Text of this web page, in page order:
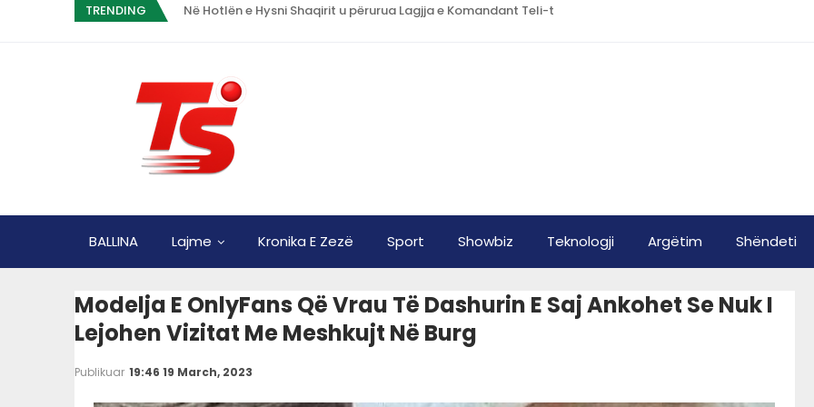
TRENDING Në Hotlën e Hysni Shaqirit u përurua Lagjja e Komandant Teli-t
BALLINA Lajme Kronika E Zezë Sport Showbiz Teknologji Argëtim Shëndeti
Modelja E OnlyFans Që Vrau Të Dashurin E Saj Ankohet Se Nuk I
Lejohen Vizitat Me Meshkujt Në Burg
Publikuar 19:46 19 March, 2023